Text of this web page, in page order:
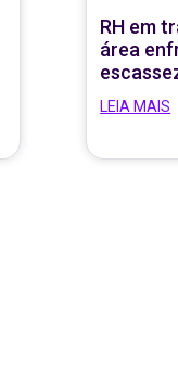
RH em
área
LEIA MAIS